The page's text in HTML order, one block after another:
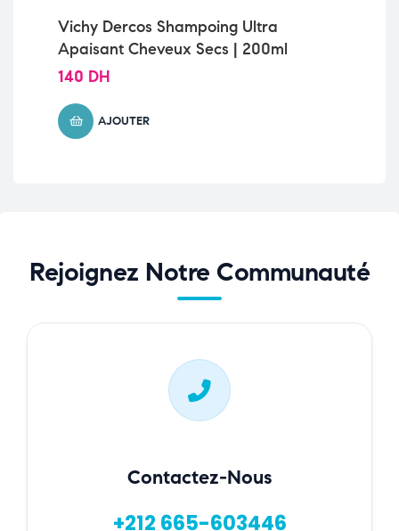
Vichy Dercos Shampoing Ultra
Apaisant Cheveux Secs | 200ml
140 DH
AJOUTER
Rejoignez Notre Communauté
Contactez-Nous
+212 665-603446